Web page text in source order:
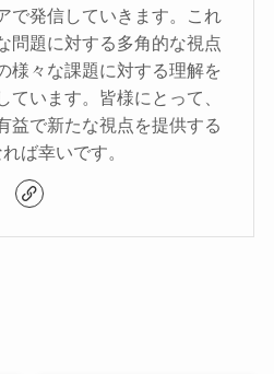
で発信していきます。これ
問題に対する多角的な視点
様々な課題に対する理解を
ています。皆様にとって、
益で新たな視点を提供する
ば幸いです。